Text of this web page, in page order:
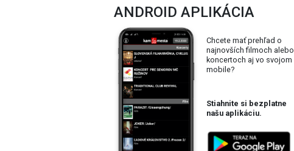
ANDROID APLIKÁCIA
Chcete mať prehľad o
najnovších filmoch alebo
koncertoch aj vo svojom
mobile?
Stiahnite si bezplatne
našu aplikáciu.